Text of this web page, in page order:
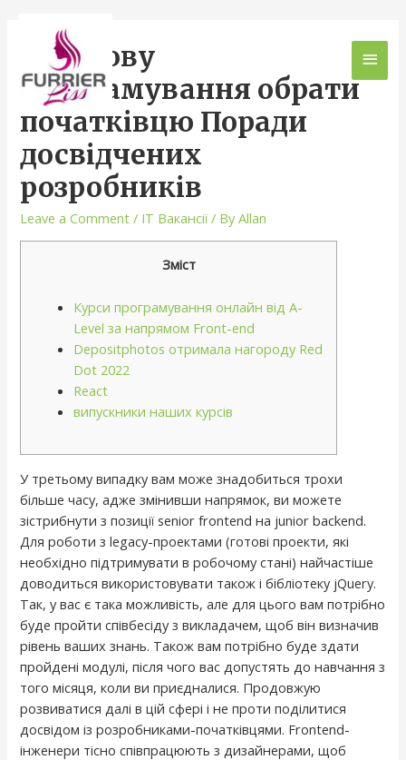
Яку мову
програмування обрати
початківцю Поради
досвідчених
розробників
Leave a Comment / IT Вакансії/ ByAllan
Зміст
Курси програмування онлайн від A-
Level за напрямом Front-end
Depositphotos отримала нагороду Red
Dot 2022
React
випускники наших курсів
У третьому випадку вам може знадобиться трохи
більше часу, адже змінивши напрямок, ви можете
зістрибнути з позиції senior frontend на junior backend.
Для роботи з legacy-проектами (готові проекти, які
необхідно підтримувати в робочому стані) найчастіше
доводиться використовувати також і бібліотеку jQuery.
Так, у вас є така можливість, але для цього вам потрібно
буде пройти співбесіду з викладачем, щоб він визначив
рівень ваших знань. Також вам потрібно буде здати
пройдені модулі, після чого вас допустять до навчання з
того місяця, коли ви приєдналися. Продовжую
розвиватися далі в цій сфері і не проти поділитися
досвідом із розробниками-початківцями. Frontend-
інженери тісно співпрацюють з дизайнерами, щоб